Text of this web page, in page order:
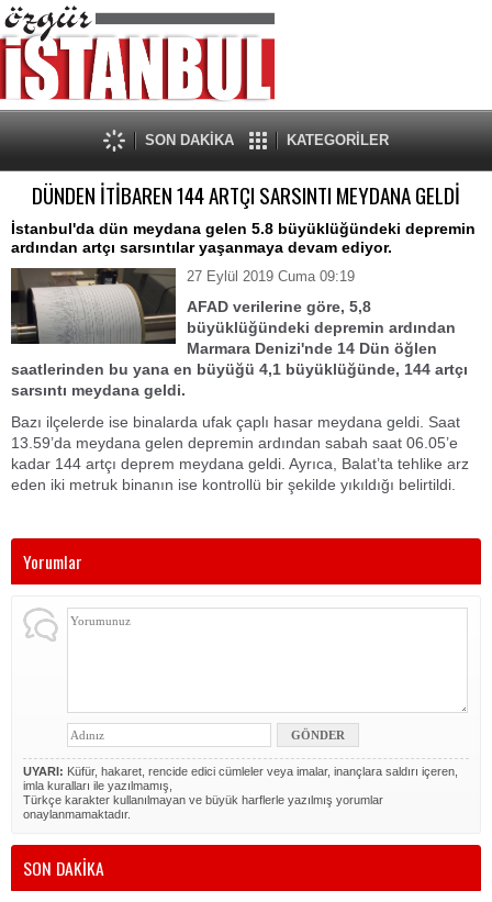
SON DAKİKA KATEGORİLER
DÜNDEN İTİBAREN 144 ARTÇI SARSINTI MEYDANA GELDİ
İstanbul'da dün meydana gelen 5.8 büyüklüğündeki depremin
ardından artçı sarsıntılar yaşanmaya devam ediyor.
27 Eylül 2019 Cuma 09:19
AFAD verilerine göre, 5,8
büyüklüğündeki depremin ardından
Marmara Denizi'nde 14 Dün öğlen
saatlerinden bu yana en büyüğü 4,1 büyüklüğünde, 144 artçı
sarsıntı meydana geldi.
Bazı ilçelerde ise binalarda ufak çaplı hasar meydana geldi. Saat
13.59’da meydana gelen depremin ardından sabah saat 06.05’e
kadar 144 artçı deprem meydana geldi. Ayrıca, Balat’ta tehlike arz
eden iki metruk binanın ise kontrollü bir şekilde yıkıldığı belirtildi.
Yorumlar
UYARI: Küfür, hakaret, rencide edici cümleler veya imalar, inançlara saldırı içeren,
imla kuralları ile yazılmamış,
Türkçe karakter kullanılmayan ve büyük harflerle yazılmış yorumlar
onaylanmamaktadır.
SON DAKİKA